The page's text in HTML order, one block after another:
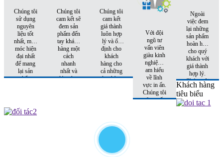
Chúng tôi
sử dụng
nguyên
liệu tốt
nhất, máy
móc hiện
đại nhất
để mang
lại sản
phẩm
hàng
Chúng tôi
cam kết sẽ
đem sản
phẩm đến
tay khách
hàng một
cách
nhanh
nhất và
đúng hẹn
Chúng tôi
cam kết
giá thành
luôn hợp
lý và ổn
định cho
khách
hàng cho
cả những
đơn hàng
Với đội
ngũ tư
vấn viên
giàu kinh
nghiệm,
am hiểu
về lĩnh
vực in ấn.
Chúng tôi
sẽ tư vấn
Ngoài
việc đem
lại những
sản phẩm
hoàn hảo
cho quý
khách với
giá thành
hợp lý.
Chúng tôi
còn có
những
khuyến
Khách hàng
tiêu biểu